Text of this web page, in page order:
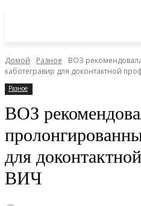
Домой Разное
ВОЗ
каботегравир для доконтактной
Разное
ВОЗ
для
ВИЧ